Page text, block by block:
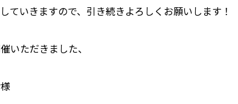
ていきますので、引き続きよろしくお願いします！
いただきました、